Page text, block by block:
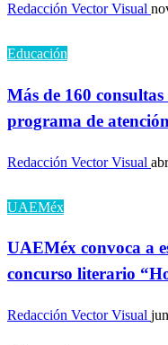
Redacción Vector Visual
Educación
Más de 160
programa de
Redacción Vector Visual
UAEMéx
UAEMéx convoca a
concurso literario
Redacción Vector Visual